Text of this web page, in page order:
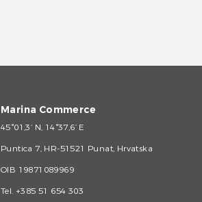
Marina Commerce
45°01,3’ N, 14°37,6’ E
Puntica 7, HR-51521 Punat, Hrvatska
OIB 19871089969
Tel. +385 51 654 303